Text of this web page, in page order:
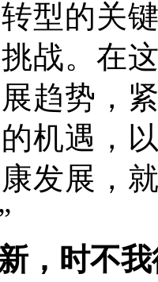
型的关
战。在
趋势，
机遇，
发展，
，时不